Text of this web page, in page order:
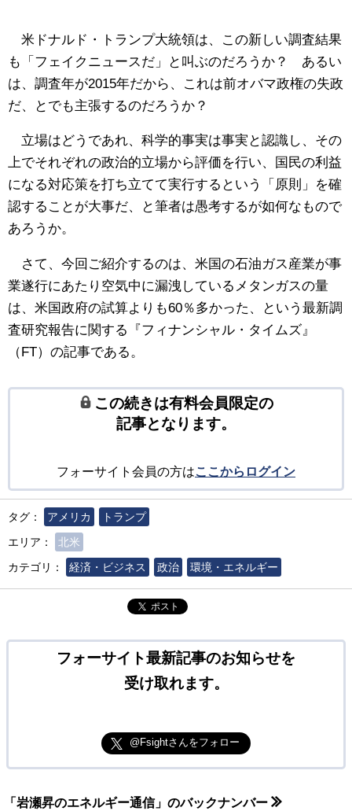
米ドナルド・トランプ大統領は、この新しい調査結果
も「フェイクニュースだ」と叫ぶのだろうか？ あるい
は、調査年が2015年だから、これは前オバマ政権の失政
だ、とでも主張するのだろうか？
立場はどうであれ、科学的事実は事実と認識し、その
上でそれぞれの政治的立場から評価を行い、国民の利益
になる対応策を打ち立てて実行するという「原則」を確
認することが大事だ、と筆者は愚考するが如何なもので
あろうか。
さて、今回ご紹介するのは、米国の石油ガス産業が事
業遂行にあたり空気中に漏洩しているメタンガスの量
は、米国政府の試算よりも60％多かった、という最新調
査研究報告に関する『フィナンシャル・タイムズ』
（FT）の記事である。
この続きは有料会員限定の
記事となります。
フォーサイト会員の方はここからログイン
タグ： アメリカ
トランプ
エリア：
北米
カテゴリ：
経済・ビジネス 政治 環境・エネルギー
ポスト
フォーサイト最新記事のお知らせを
受け取れます。
@Fsightさんをフォロー
「岩瀬昇のエネルギー通信」のバックナンバー